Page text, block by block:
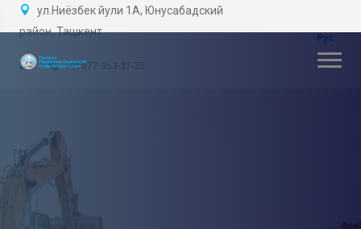
ул.Ниёзбек йули 1А, Юнусабадский
район, Ташкент
+99877 363-37-35